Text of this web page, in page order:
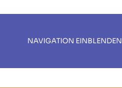
NAVIGATION EINBLENDEN